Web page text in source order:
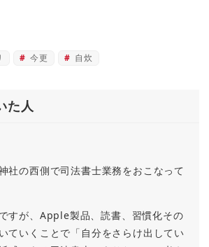
今更 自炊
た人
社の西側で司法書士業務をおこなって
すが、Apple製品、読書、習慣化その
ていくことで「自分をさらけ出してい